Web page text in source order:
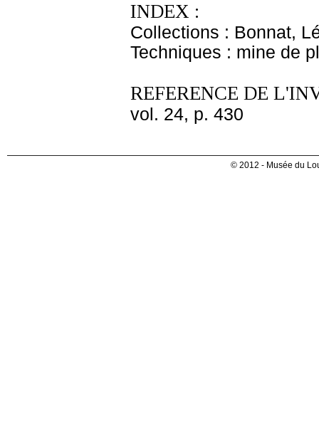
INDEX :
Collections : Bonnat,
Techniques : mine de
REFERENCE DE
vol. 24, p. 430
© 2012 - Musée du